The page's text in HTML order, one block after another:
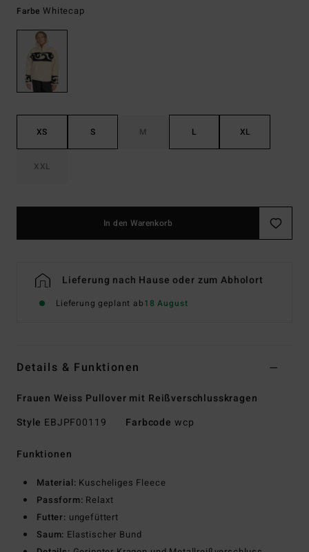
FarbeWhitecap
XS S M L XL
XXL
In den Warenkorb
Lieferung nach Hause oder zum Abholort
Lieferung geplant ab18 August
Details & Funktionen
Frauen Weiss Pullover mit Reißverschlusskragen
Style EBJPF00119 Farbcode wcp
Funktionen
Material: Kuscheliges Fleece
Passform: Relaxt
Futter: ungefüttert
Saum: Elastischer Bund